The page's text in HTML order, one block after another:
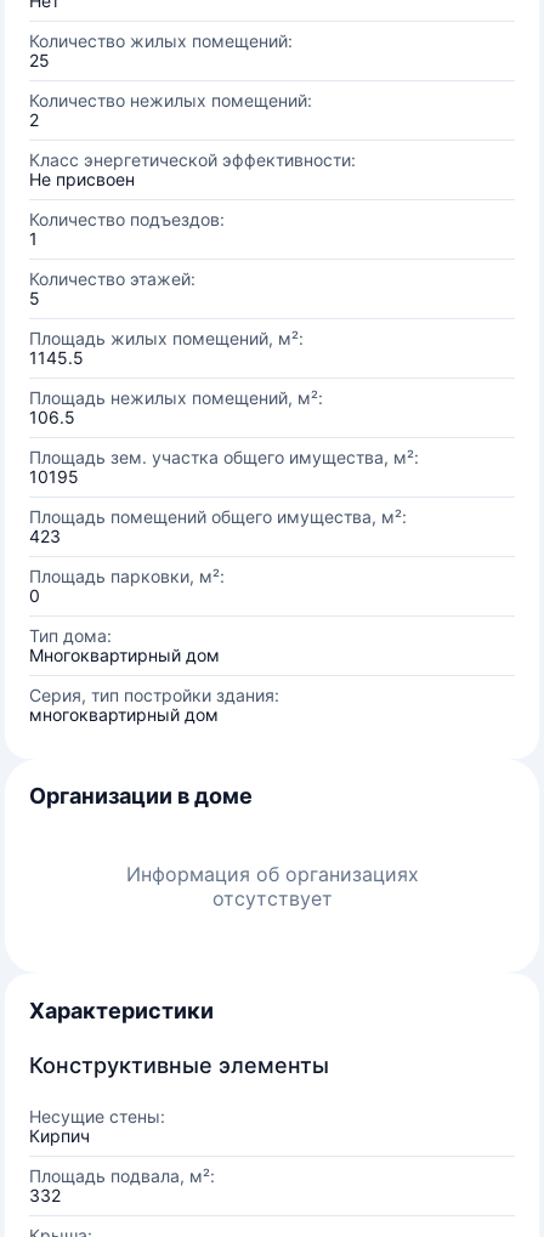
Количество жилых помещений:
25
Количество нежилых помещений:
2
Класс энергетической эффективности:
Не присвоен
Количество подъездов:
1
Количество этажей:
5
Площадь жилых помещений, м²:
1145.5
Площадь нежилых помещений, м²:
106.5
Площадь зем. участка общего имущества, м²:
10195
Площадь помещений общего имущества, м²:
423
Площадь парковки, м²:
0
Тип дома:
Многоквартирный дом
Серия, тип постройки здания:
многоквартирный дом
Организации в доме
Информация об организациях
отсутствует
Характеристики
Конструктивные элементы
Несущие стены:
Кирпич
Площадь подвала, м²:
332